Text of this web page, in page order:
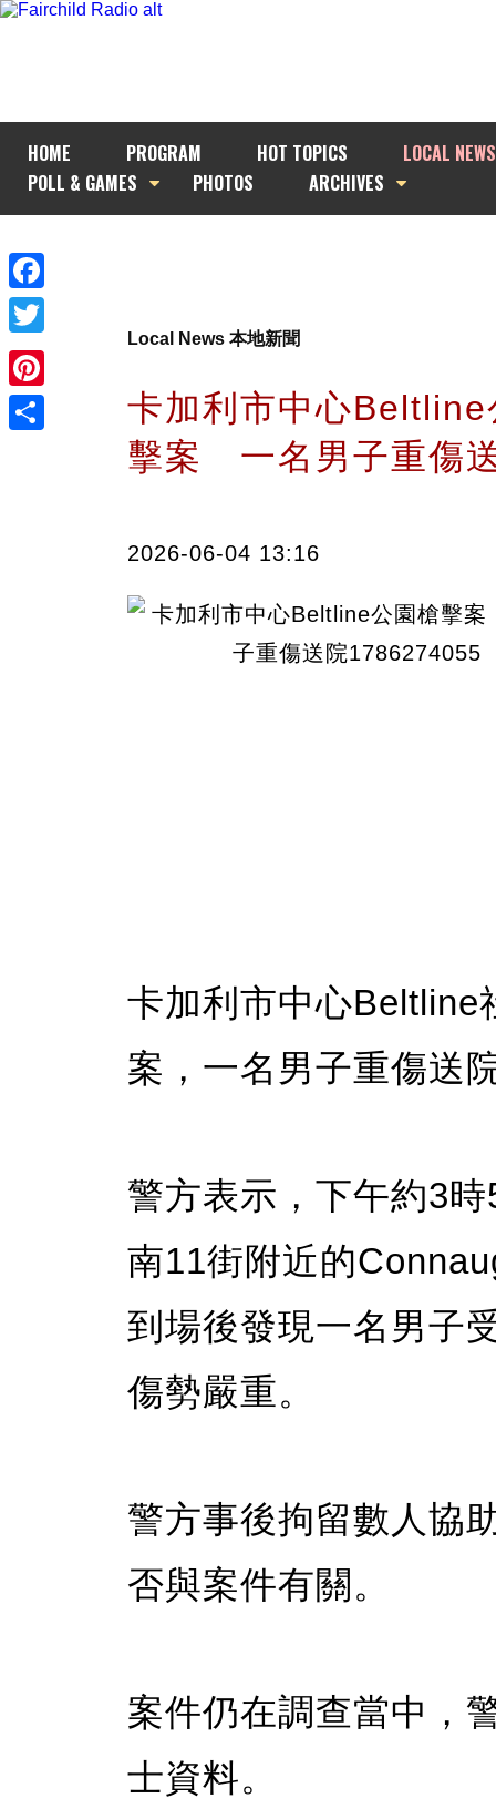
HOME PROGRAM HOT TOPICS
LOCAL NEWS
POLL & GAMES
PHOTOS ARCHIVES
Facebook
Twitter
Pinterest
Local News 本地新聞
卡加利市中心Beltline
擊案 一名男子重傷
2026-06-04 13:16
卡加利市中心Beltline
案，一名男子重傷送
警方表示，下午約3
南11街附近的
到場後發現一名男子
傷勢嚴重。
警方事後拘留數人協
否與案件有關。
案件仍在調查當中，
士資料。